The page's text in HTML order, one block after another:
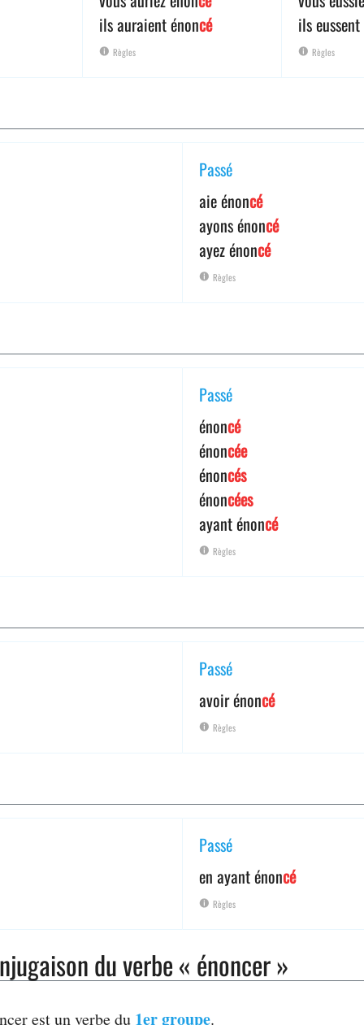
ils auraient énoncé
Règles
ils
Règles
Passé
aie énoncé
ayons énoncé
ayez énoncé
Règles
Passé
énoncé
énoncée
énoncés
énoncées
ayant énoncé
Règles
Passé
avoir énoncé
Règles
Passé
en ayant énoncé
Règles
du verbe « énoncer »
est un verbe du 1er groupe.